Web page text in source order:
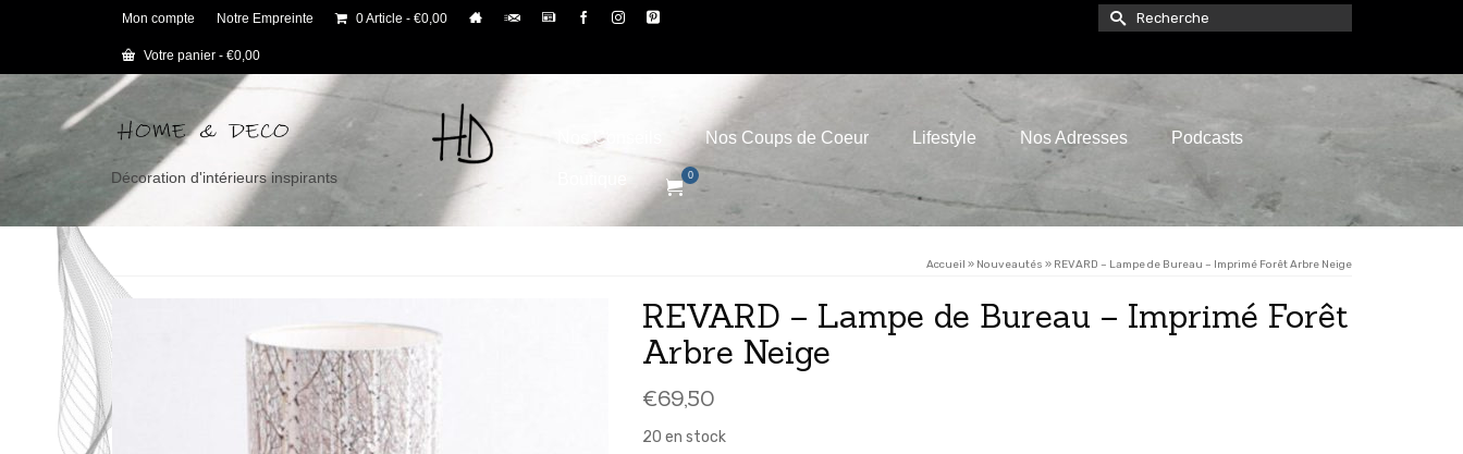
Mon compte Notre Empreinte 0 Article €0,00
Votre panier - €0,00
Rechercher :
Décoration d'intérieurs inspirants
Nos Conseils Nos Coups de Coeur Lifestyle Nos Adresses Podcasts
0
Accueil » Nouveautés » REVARD – Lampe de Bureau – Imprimé Forêt Arbre Neige
REVARD – Lampe de Bureau – Imprimé Forêt
Arbre Neige
€69,50
20 en stock